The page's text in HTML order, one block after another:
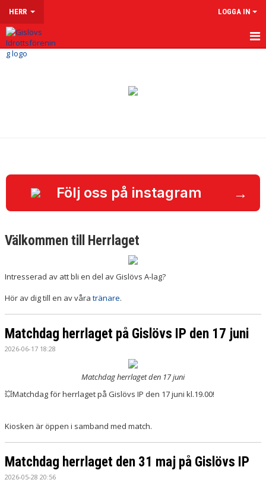
HERR LOGGA IN
HEM
KONTAKT Följ oss på instagram →
Välkommen till Herrlaget
Intresserad av att bli en del av Gislövs A-lag?
Hör av dig till en av våra tränare.
Matchdag herrlaget på Gislövs IP den 17 juni
2026-06-17 18:28
Matchdag herrlaget den 17 juni
💥Matchdag för herrlaget på Gislövs IP den 17 juni kl.19.00!
Kiosken är öppen i samband med match.
Matchdag herrlaget den 31 maj på Gislövs IP
2026-05-28 20:56